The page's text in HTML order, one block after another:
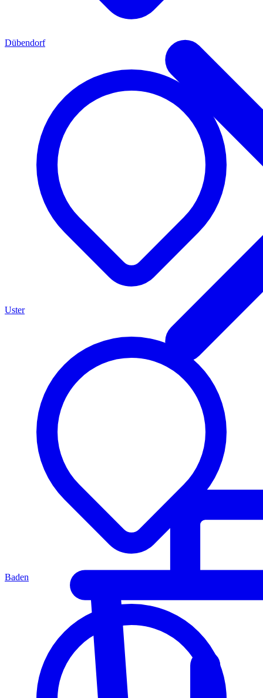
Dübendorf
Uster
Baden